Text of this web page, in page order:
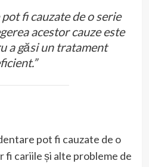
fi cauzate de o serie
acestor cauze este
a găsi un tratament
pot fi cauzate de o
fi cariile și alte probleme de